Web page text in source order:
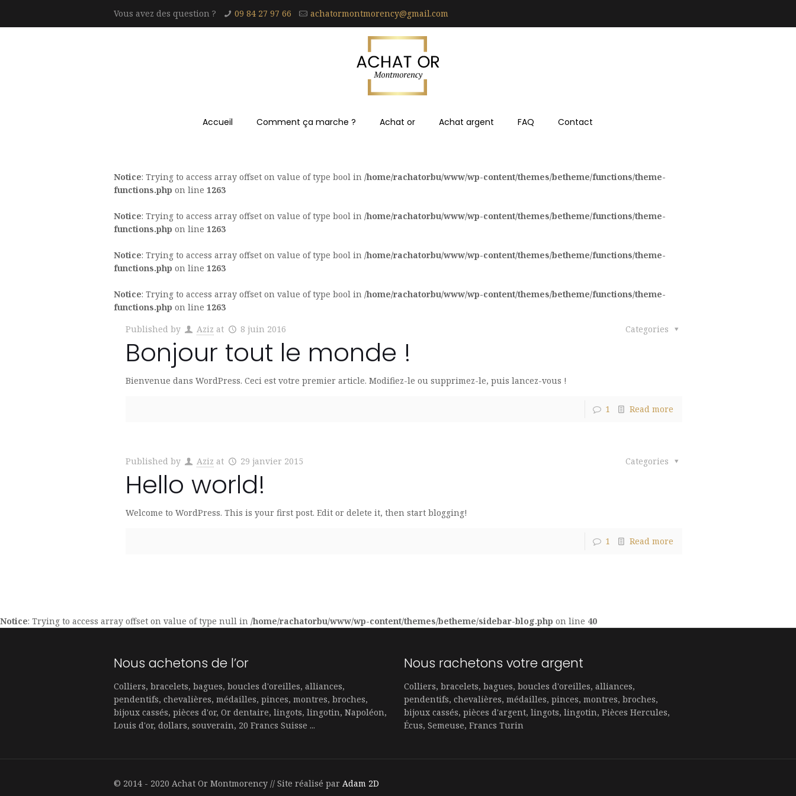
Vous avez des question ? 09 84 27 97 66 achatormontmorency@gmail.com
Accueil Comment ça marche ? Achat or Achat argent FAQ Contact
Notice: Trying to access array offset on value of type bool in /home/rachatorbu/www/wp-content/themes/betheme/functions/theme-
functions.php on line 1263
Notice: Trying to access array offset on value of type bool in /home/rachatorbu/www/wp-content/themes/betheme/functions/theme-
functions.php on line 1263
Notice: Trying to access array offset on value of type bool in /home/rachatorbu/www/wp-content/themes/betheme/functions/theme-
functions.php on line 1263
Notice: Trying to access array offset on value of type bool in /home/rachatorbu/www/wp-content/themes/betheme/functions/theme-
functions.php on line 1263
Published by
Aziz at 8 juin 2016 Categories
Bonjour tout le monde !
Bienvenue dans WordPress. Ceci est votre premier article. Modifiez-le ou supprimez-le, puis lancez-vous !
1 Read more
Published by Aziz at 29 janvier 2015 Categories
Hello world!
Welcome to WordPress. This is your first post. Edit or delete it, then start blogging!
1 Read more
Notice: Trying to access array offset on value of type null in /home/rachatorbu/www/wp-content/themes/betheme/sidebar-blog.php on line 40
Nous achetons de l’or
Colliers, bracelets, bagues, boucles d'oreilles, alliances,
pendentifs, chevalières, médailles, pinces, montres, broches,
bijoux cassés, pièces d'or, Or dentaire, lingots, lingotin, Napoléon,
Louis d'or, dollars, souverain, 20 Francs Suisse ...
Nous rachetons votre argent
Colliers, bracelets, bagues, boucles d'oreilles, alliances,
pendentifs, chevalières, médailles, pinces, montres, broches,
bijoux cassés, pièces d'argent, lingots, lingotin, Pièces Hercules,
Écus, Semeuse, Francs Turin
© 2014 - 2020 Achat Or Montmorency // Site réalisé par Adam 2D